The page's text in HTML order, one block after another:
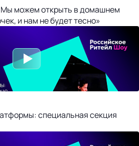
можем открыть в домашнем
и нам не будет тесно»
специальная секция